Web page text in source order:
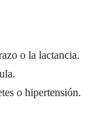
o la lactancia.
o hipertensión.